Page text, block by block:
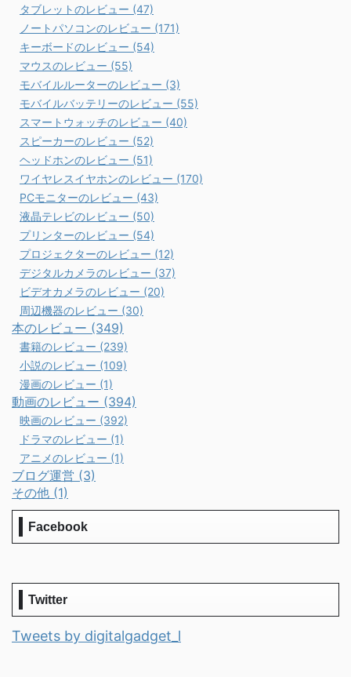
タブレットのレビュー (47)
ノートパソコンのレビュー (171)
キーボードのレビュー (54)
マウスのレビュー (55)
モバイルルーターのレビュー (3)
モバイルバッテリーのレビュー (55)
スマートウォッチのレビュー (40)
スピーカーのレビュー (52)
ヘッドホンのレビュー (51)
ワイヤレスイヤホンのレビュー (170)
PCモニターのレビュー (43)
液晶テレビのレビュー (50)
プリンターのレビュー (54)
プロジェクターのレビュー (12)
デジタルカメラのレビュー (37)
ビデオカメラのレビュー (20)
周辺機器のレビュー (30)
本のレビュー (349)
書籍のレビュー (239)
小説のレビュー (109)
漫画のレビュー (1)
動画のレビュー (394)
映画のレビュー (392)
ドラマのレビュー (1)
アニメのレビュー (1)
ブログ運営 (3)
その他 (1)
Facebook
Twitter
Tweets by digitalgadget_l